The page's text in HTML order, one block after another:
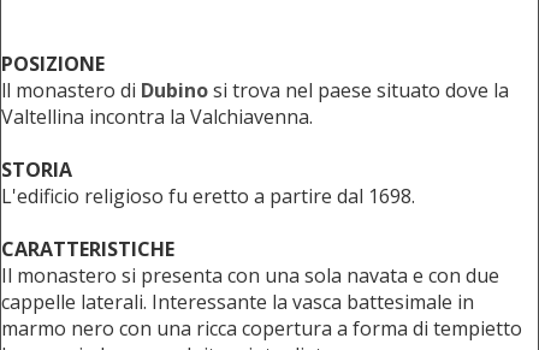
POSIZIONE
ll monastero di Dubinosi trova nel paese situato dove la
Valtellina incontra la Valchiavenna.
STORIA
L'edificio religioso fu eretto a partire dal 1698.
CARATTERISTICHE
Il monastero si presenta con una sola navata e con due
cappelle laterali. Interessante la vasca battesimale in
marmo nero con una ricca copertura a forma di tempietto